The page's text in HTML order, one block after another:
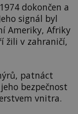
dokončen a
signál byl
Ameriky, Afriky
žili v zahraničí,
patnáct
bezpečnost
vnitra.